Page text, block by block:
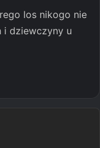
los nikogo nie
i dziewczyny u